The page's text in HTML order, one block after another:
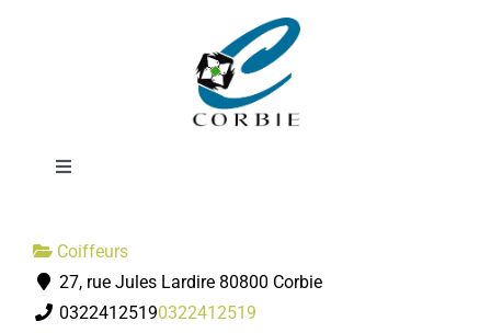
Toggle
DÉMARCHES ADMINISTRATIVES
Studio 22
Femmes
Coiffeurs
27, rue Jules Lardire 80800 Corbie
03224125190322412519